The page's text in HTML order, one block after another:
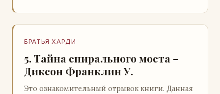
БРАТЬЯ ХАРДИ
5. Тайна спирального моста –
Диксон Франклин У.
Это ознакомительный отрывок книги. Данная